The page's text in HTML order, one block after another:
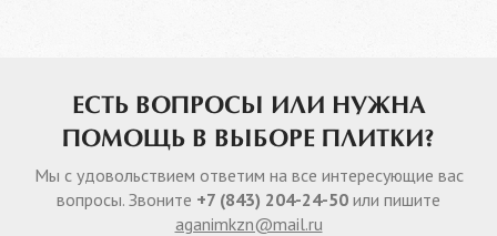
ЕСТЬ ВОПРОСЫ ИЛИ НУЖНА
ПОМОЩЬ В ВЫБОРЕ ПЛИТКИ?
Мы с удовольствием ответим на все интересующие вас
вопросы. Звоните +7 (843) 204-24-50 или пишите
aganimkzn@mail.ru